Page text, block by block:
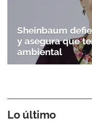
Sheinbaum
y asegura que
ambiental
Lo último